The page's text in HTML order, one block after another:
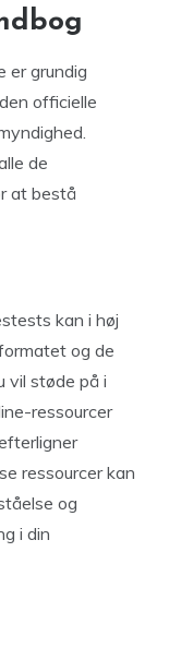
er grundig
officielle
de
at bestå
kan i høj
og de
vil støde på i
ressourcer
ressourcer kan
og
i din